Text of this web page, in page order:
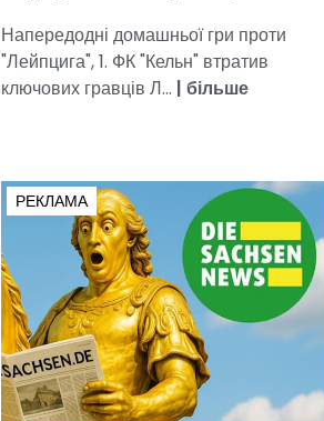
Напередодні домашньої гри проти
"Лейпцига", 1. ФК "Кельн" втратив
ключових гравців Л... | більше
РЕКЛАМА